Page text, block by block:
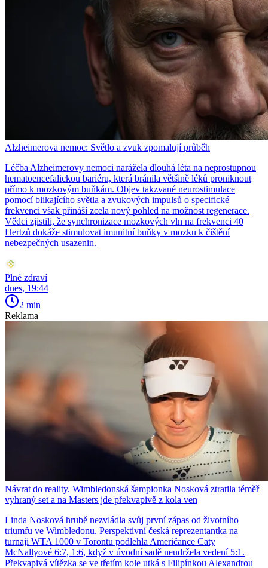
Alzheimerova nemoc: Světlo a zvuk zpomalují průběh
Léčba Alzheimerovy nemoci narážela dlouhá léta na neprostupnou
hematoencefalickou bariéru, která bránila většině léků proniknout
přímo k mozkovým buňkám. Objev takzvané neurostimulace
pomocí blikajícího světla a zvukových impulsů o specifické
frekvenci však přináší zcela nový pohled na možnost regenerace.
Vědci zjistili, že synchronizace mozkových vln na frekvenci 40
Hertzů dokáže stimulovat imunitní buňky v mozku k čištění
nebezpečných usazenin.
Plné zdraví
dnes, 19:44
2 min
Reklama
Návrat do reality. Wimbledonská šampionka Nosková ztratila téměř
vyhraný set a na Masters jde překvapivě z kola ven
Linda Nosková hrubě nezvládla svůj první zápas od životního
triumfu ve Wimbledonu. Perspektivní česká reprezentantka na
turnaji WTA 1000 v Torontu podlehla Američance Caty
McNallyové 6:7, 1:6, když v úvodní sadě neudržela vedení 5:1.
Překvapivá vítězka se ve třetím kole utká s Filipínkou Alexandrou